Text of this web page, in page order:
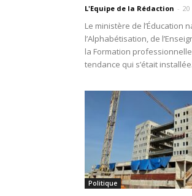
L'Equipe de la Rédaction - 20
Le ministère de l’Éducation
l’Alphabétisation, de
la Formation
tendance qui s’était
Politique